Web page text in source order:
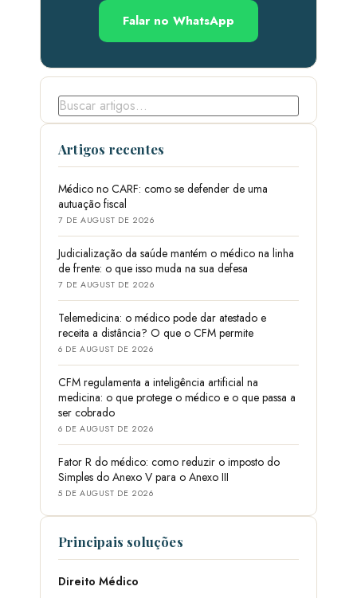
Falar no WhatsApp
Artigos recentes
Médico no CARF: como se defender de uma
autuação fiscal
7 DE AUGUST DE 2026
Judicialização da saúde mantém o médico na linha
de frente: o que isso muda na sua defesa
7 DE AUGUST DE 2026
Telemedicina: o médico pode dar atestado e
receita a distância? O que o CFM permite
6 DE AUGUST DE 2026
CFM regulamenta a inteligência artificial na
medicina: o que protege o médico e o que passa a
ser cobrado
6 DE AUGUST DE 2026
Fator R do médico: como reduzir o imposto do
Simples do Anexo V para o Anexo III
5 DE AUGUST DE 2026
Principais soluções
Direito Médico